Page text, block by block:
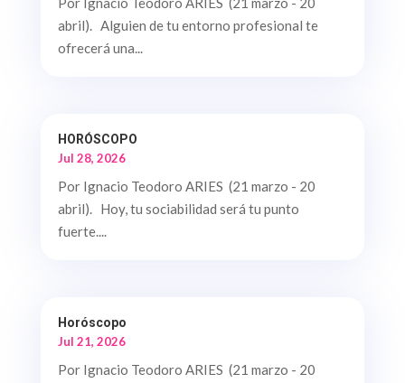
abril). Alguien de tu entorno profesional te
ofrecerá una...
HORÓSCOPO
Jul 28, 2026
Por Ignacio Teodoro ARIES (21 marzo - 20
abril). Hoy, tu sociabilidad será tu punto
fuerte....
Horóscopo
Jul 21, 2026
Por Ignacio Teodoro ARIES (21 marzo - 20